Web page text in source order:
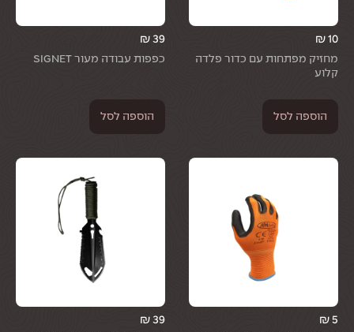
₪ 10
מחזיק מפתחות עם כדור פלדה
קלוע
הוספה לסל
₪ 39
כפפות עבודה מעור SIGNET
הוספה לסל
₪ 5
₪ 39